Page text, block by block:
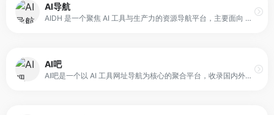
AI导航
AIDH 是一个聚焦 AI 工具与生产力的资源导航平台，主要面向 AI 绘画、AI 聊天、AI提示词、AI办公、AIGC 等领域的网站收录与整理。平台通过分类与标签结构，帮助用户快速定位所需工具，并提供智能推荐、站内搜索与账号收藏云同步等功能，支持用户建立个人工具库与使用习惯。
AI吧
AI吧是一个以 AI 工具网址导航为核心的聚合平台，收录国内外数百个 AI 相关网站入口，覆盖文字生成、图像生成、视频生成、编程工具等类别。平台还整合了一些常用在线工具，如公众号编辑器与开发者工具，方便用户在内容创作与开发流程中快速找到所需工具。